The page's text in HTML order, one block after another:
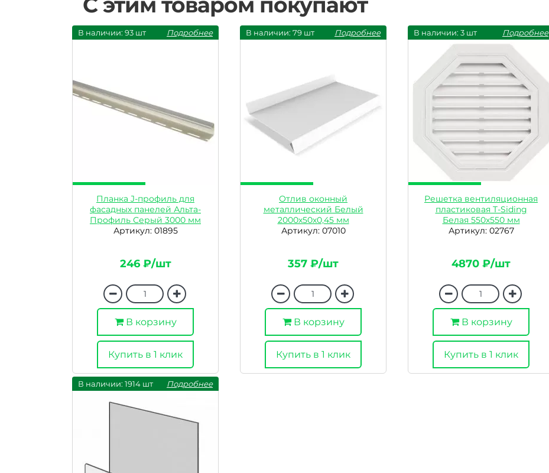
В наличии: 93 шт Подробнее
Планка J-профиль для
фасадных панелей Альта-
Профиль Серый 3000 мм
Артикул: 01895
246 ₽/шт
В корзину
Купить в 1 клик
В наличии: 79 шт Подробнее
Отлив оконный
металлический Белый
2000х50х0,45 мм
Артикул: 07010
357 ₽/шт
В корзину
Купить в 1 клик
В наличии: 3 шт Подробнее
Решетка вентиляционная
пластиковая T-Siding
Белая 550х550 мм
Артикул: 02767
4870 ₽/шт
В корзину
Купить в 1 клик
В наличии: 1914 шт Подробнее